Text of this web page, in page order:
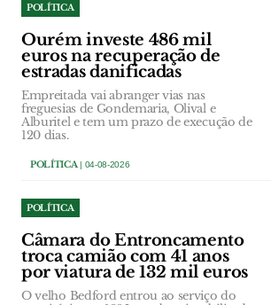
POLÍTICA
Ourém investe 486 mil
euros na recuperação de
estradas danificadas
Empreitada vai abranger vias nas
freguesias de Gondemaria, Olival e
Alburitel e tem um prazo de execução de
120 dias.
POLÍTICA| 04-08-2026
POLÍTICA
Câmara do Entroncamento
troca camião com 41 anos
por viatura de 132 mil euros
O velho Bedford entrou ao serviço do